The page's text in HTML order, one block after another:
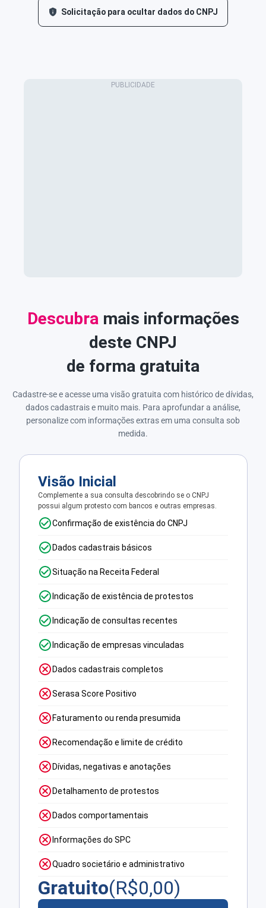
Solicitação para ocultar dados do CNPJ
Descubra mais informações
deste CNPJ
de forma gratuita
Cadastre-se e acesse uma visão gratuita com histórico de dívidas,
dados cadastrais e muito mais. Para aprofundar a análise,
personalize com informações extras em uma consulta sob
medida.
Visão Inicial
Complemente a sua consulta descobrindo se o CNPJ
possui algum protesto com bancos e outras empresas.
Confirmação de existência do CNPJ
Dados cadastrais básicos
Situação na Receita Federal
Indicação de existência de protestos
Indicação de consultas recentes
Indicação de empresas vinculadas
Dados cadastrais completos
Serasa Score Positivo
Faturamento ou renda presumida
Recomendação e limite de crédito
Dívidas, negativas e anotações
Detalhamento de protestos
Dados comportamentais
Informações do SPC
Quadro societário e administrativo
Gratuito(R$0,00)